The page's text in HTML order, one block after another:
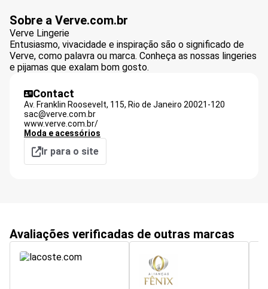
Sobre a Verve.com.br
Verve Lingerie
Entusiasmo, vivacidade e inspiração são o significado de
Verve, como palavra ou marca. Conheça as nossas lingeries
e pijamas que exalam bom gosto.
Contact
Av. Franklin Roosevelt, 115, Rio de Janeiro 20021-120
sac@verve.com.br
www.verve.com.br/
Moda e acessórios
Ir para o site
Avaliações verificadas de outras marcas